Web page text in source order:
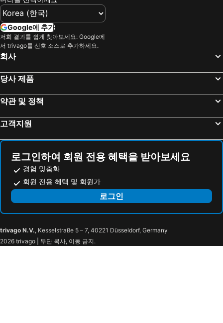
Vinh Hung Old Town Hotel
Laluna Hoi An Riverside Hotel & Spa
Lantana Boutique Hoi An Hotel
Hoi An Green Apple Hotel
바나나 가든 빌라
Little Hoi An . A Boutique Hotel & Spa
Reu Boutique Hotel
Aira Boutique Hoi An
Muong Thanh Holiday Hoi An Hotel
Palm View Villa
Lantana Riverside Hoi An Boutique Hotel & Spa
Hoi An Blue Sky Boutique Hotel & Spa
Long Life Riverside Hotel
Little Gem Hoi An Boutique Hotel & Spa
탄 빈 리버사이드 호텔
Eco Lux Riverside Hotel & Spa
Google에 추가
저희 결과를 쉽게 찾아보세요: Google에
서 trivago를 선호 소스로 추가하세요.
회사
당사 제품
약관 및 정책
고객지원
로그인하여 회원 전용 혜택을 받아보세요
경험 맞춤화
회원 전용 혜택 및 회원가
로그인
trivago N.V., Kesselstraße 5 – 7, 40221 Düsseldorf, Germany
2026 trivago | 무단 복사, 이동 금지.